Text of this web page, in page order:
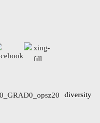
diversity